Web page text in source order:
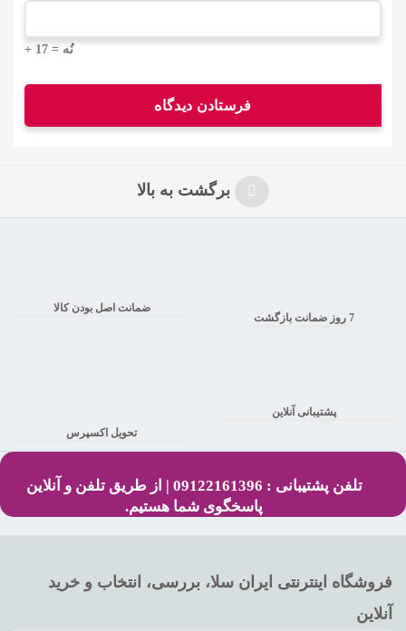
+ نُه = 17
برگشت به بالا
ضمانت اصل بودن کالا
7 روز ضمانت بازگشت
تحویل اکسپرس
پشتیبانی آنلاین
تلفن پشتیبانی : 09122161396 | از طریق تلفن و آنلاین
پاسخگوی شما هستیم.
فروشگاه اینترنتی ایران سلا، بررسی، انتخاب و خرید
آنلاین